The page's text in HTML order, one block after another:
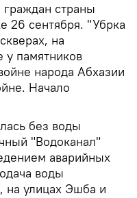
страны
26 сентября. "Убрка
на
у памятников
народа Абхазии
Начало
без воды
"Водоканал"
аварийных
воды
на улицах Эшба и